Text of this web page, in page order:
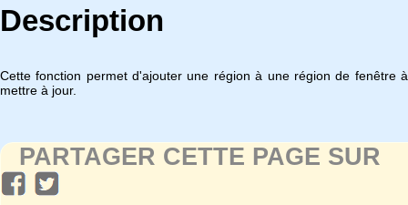
Description
Cette fonction permet d'ajouter une région à une région de fenêtre à
mettre à jour.
PARTAGER CETTE PAGE SUR